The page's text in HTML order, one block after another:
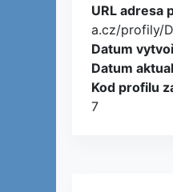
URL adresa
a.cz/profily/
Datum
Datum
Kod profilu
7